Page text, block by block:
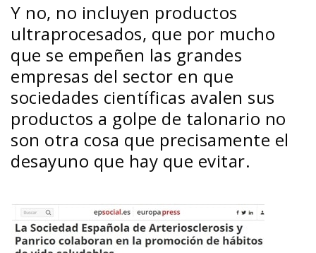
Y no, no incluyen productos
ultraprocesados, que por mucho
que se empeñen las grandes
empresas del sector en que
sociedades científicas avalen sus
productos a golpe de talonario no
son otra cosa que precisamente el
desayuno que hay que evitar.